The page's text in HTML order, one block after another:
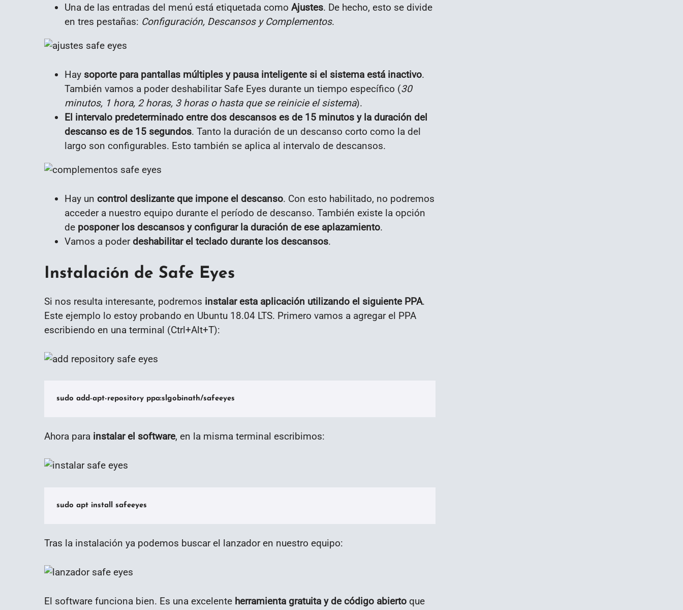
Una de las entradas del menú está etiquetada como Ajustes. De hecho, esto se divide
en tres pestañas: Configuración, Descansos y Complementos.
Hay soporte para pantallas múltiples y pausa inteligente si el sistema está inactivo.
También vamos a poder deshabilitar Safe Eyes durante un tiempo específico (30
minutos, 1 hora, 2 horas, 3 horas o hasta que se reinicie el sistema).
El intervalo predeterminado entre dos descansos es de 15 minutos y la duración del
descanso es de 15 segundos. Tanto la duración de un descanso corto como la del
largo son configurables. Esto también se aplica al intervalo de descansos.
Hay un control deslizante que impone el descanso. Con esto habilitado, no podremos
acceder a nuestro equipo durante el período de descanso. También existe la opción
de posponer los descansos y configurar la duración de ese aplazamiento.
Vamos a poder deshabilitar el teclado durante los descansos.
Instalación de Safe Eyes
Si nos resulta interesante, podremos instalar esta aplicación utilizando el siguiente PPA.
Este ejemplo lo estoy probando en Ubuntu 18.04 LTS. Primero vamos a agregar el PPA
escribiendo en una terminal (Ctrl+Alt+T):
sudo add-apt-repository ppa:slgobinath/safeeyes
Ahora para instalar el software, en la misma terminal escribimos:
sudo apt install safeeyes
Tras la instalación ya podemos buscar el lanzador en nuestro equipo:
El software funciona bien. Es una excelente herramienta gratuita y de código abierto que